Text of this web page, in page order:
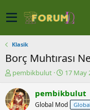
Klasik
Borç Muhtırası
K
n
u
pembikbulut
B
ş
17 May
pembikbulut
Global Mod